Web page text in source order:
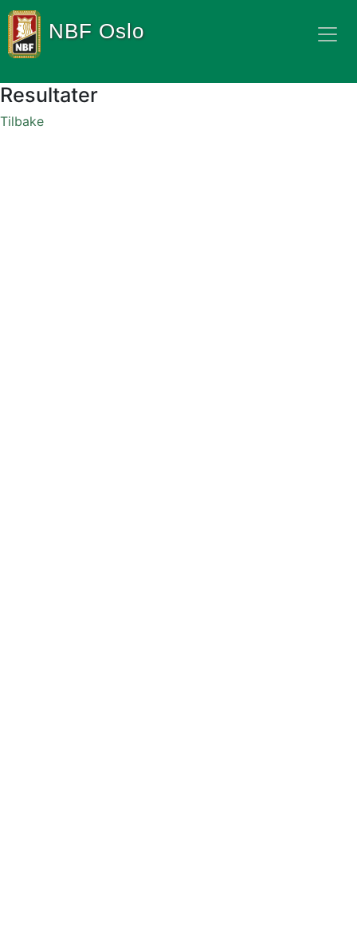
NBF Oslo
Resultater
Tilbake